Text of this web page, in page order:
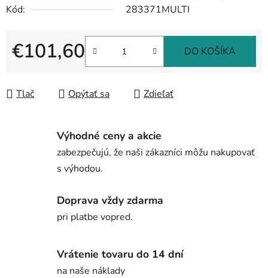
Kód:
283371MULTI
€101,60 DO KOŠÍKA
Tlač Opýtať sa Zdieľať
Výhodné ceny a akcie
zabezpečujú, že naši zákazníci môžu nakupovať
s výhodou.
Doprava vždy zdarma
pri platbe vopred.
Vrátenie tovaru do 14 dní
na naše náklady